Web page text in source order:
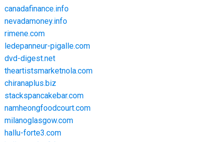
canadafinance.info
nevadamoney.info
rimene.com
ledepanneur-pigalle.com
dvd-digest.net
theartistsmarketnola.com
chiranaplus.biz
stackspancakebar.com
namheongfoodcourt.com
milanoglasgow.com
hallu-forte3.com